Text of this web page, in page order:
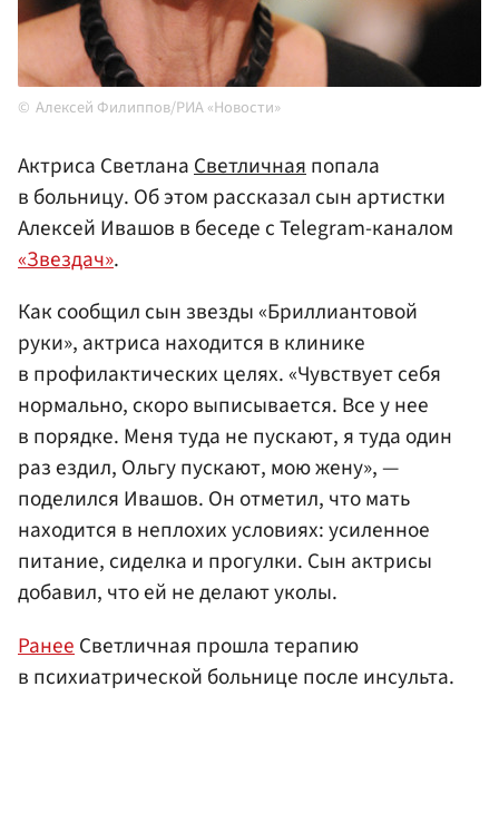
Алексей Филиппов/РИА «Новости»
Актриса СветланаСветличнаяпопала
в больницу. Об этом рассказал сын артистки
Алексей Ивашов в беседе с Telegram-каналом
«Звездач».
Как сообщил сын звезды «Бриллиантовой
руки», актриса находится в клинике
в профилактических целях. «Чувствует себя
нормально, скоро выписывается. Все у нее
в порядке. Меня туда не пускают, я туда один
раз ездил, Ольгу пускают, мою жену», —
поделился Ивашов. Он отметил, что мать
находится в неплохих условиях: усиленное
питание, сиделка и прогулки. Сын актрисы
добавил, что ей не делают уколы.
Ранее Светличная прошла терапию
в психиатрической больнице после инсульта.